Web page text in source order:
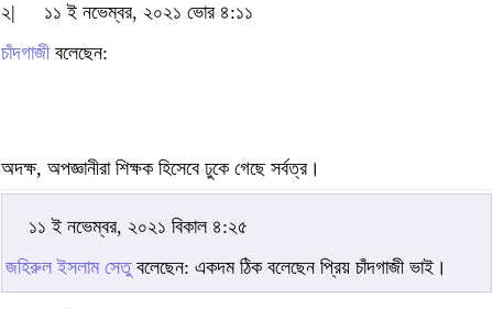
২|
১১ ই নভেম্বর, ২০২১ ভোর ৪:১১
চাঁদগাজীবলেছেন:
অদক্ষ, অপজ্ঞানীরা শিক্ষক হিসেবে ঢুকে গেছে সর্বত্র।
১১ ই নভেম্বর, ২০২১ বিকাল ৪:২৫
জহিরুল ইসলাম সেতুবলেছেন: একদম ঠিক বলেছেন প্রিয় চাঁদগাজী ভাই।